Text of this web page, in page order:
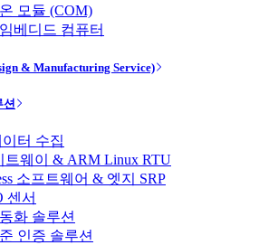
모듈 (COM)
베디드 컴퓨터
& Manufacturing Service)
터 수집
트웨이 & ARM Linux RTU
소프트웨어 & 엣지 SRP
센서
화 솔루션
인증 솔루션